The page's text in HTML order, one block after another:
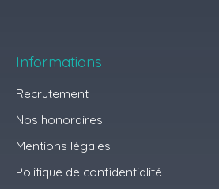
Informations
Recrutement
Nos honoraires
Mentions légales
Politique de confidentialité